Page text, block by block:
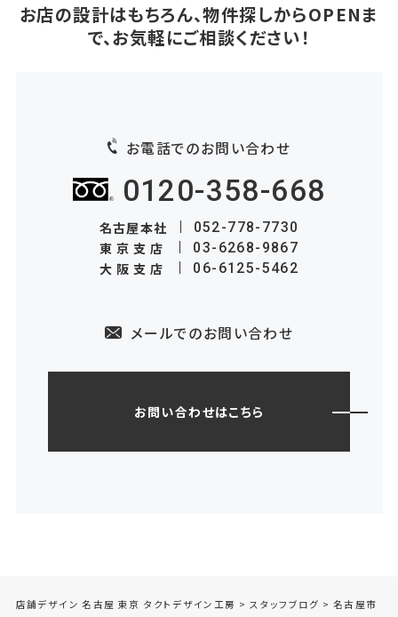
お店の設計はもちろん、物件探しからOPENま
で、お気軽にご相談ください！
お電話でのお問い合わせ
0120-358-668
名古屋本社 052-778-7730
東京支店 03-6268-9867
大阪支店 06-6125-5462
メールでのお問い合わせ
お問い合わせはこちら
店舗デザイン 名古屋 東京 タクトデザイン工房 > スタッフブログ > 名古屋市